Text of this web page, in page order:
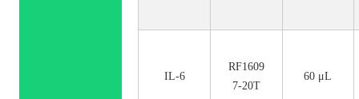
IL-6
RF1609
7-20T
60 μL